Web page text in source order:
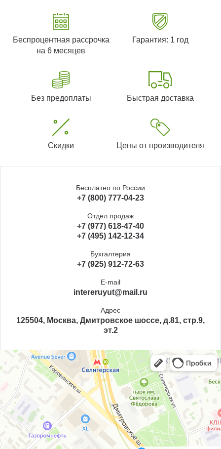
Беспроцентная рассрочка
на 6 месяцев
Гарантия: 1 год
Без предоплаты Быстрая доставка
Скидки Цены от производителя
Бесплатно по России
+7 (800) 777-04-23
Отдел продаж
+7 (977) 618-47-40
+7 (495) 142-12-34
Бухгалтерия
+7 (925) 912-72-63
E-mail
intereruyut@mail.ru
Адрес
125504, Москва, Дмитровское шоссе, д.81, стр.9,
эт.2